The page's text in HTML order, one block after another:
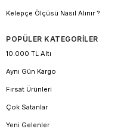
Kelepçe Ölçüsü Nasıl Alınır ?
POPÜLER KATEGORİLER
10.000 TL Altı
Aynı Gün Kargo
Fırsat Ürünleri
Çok Satanlar
Yeni Gelenler